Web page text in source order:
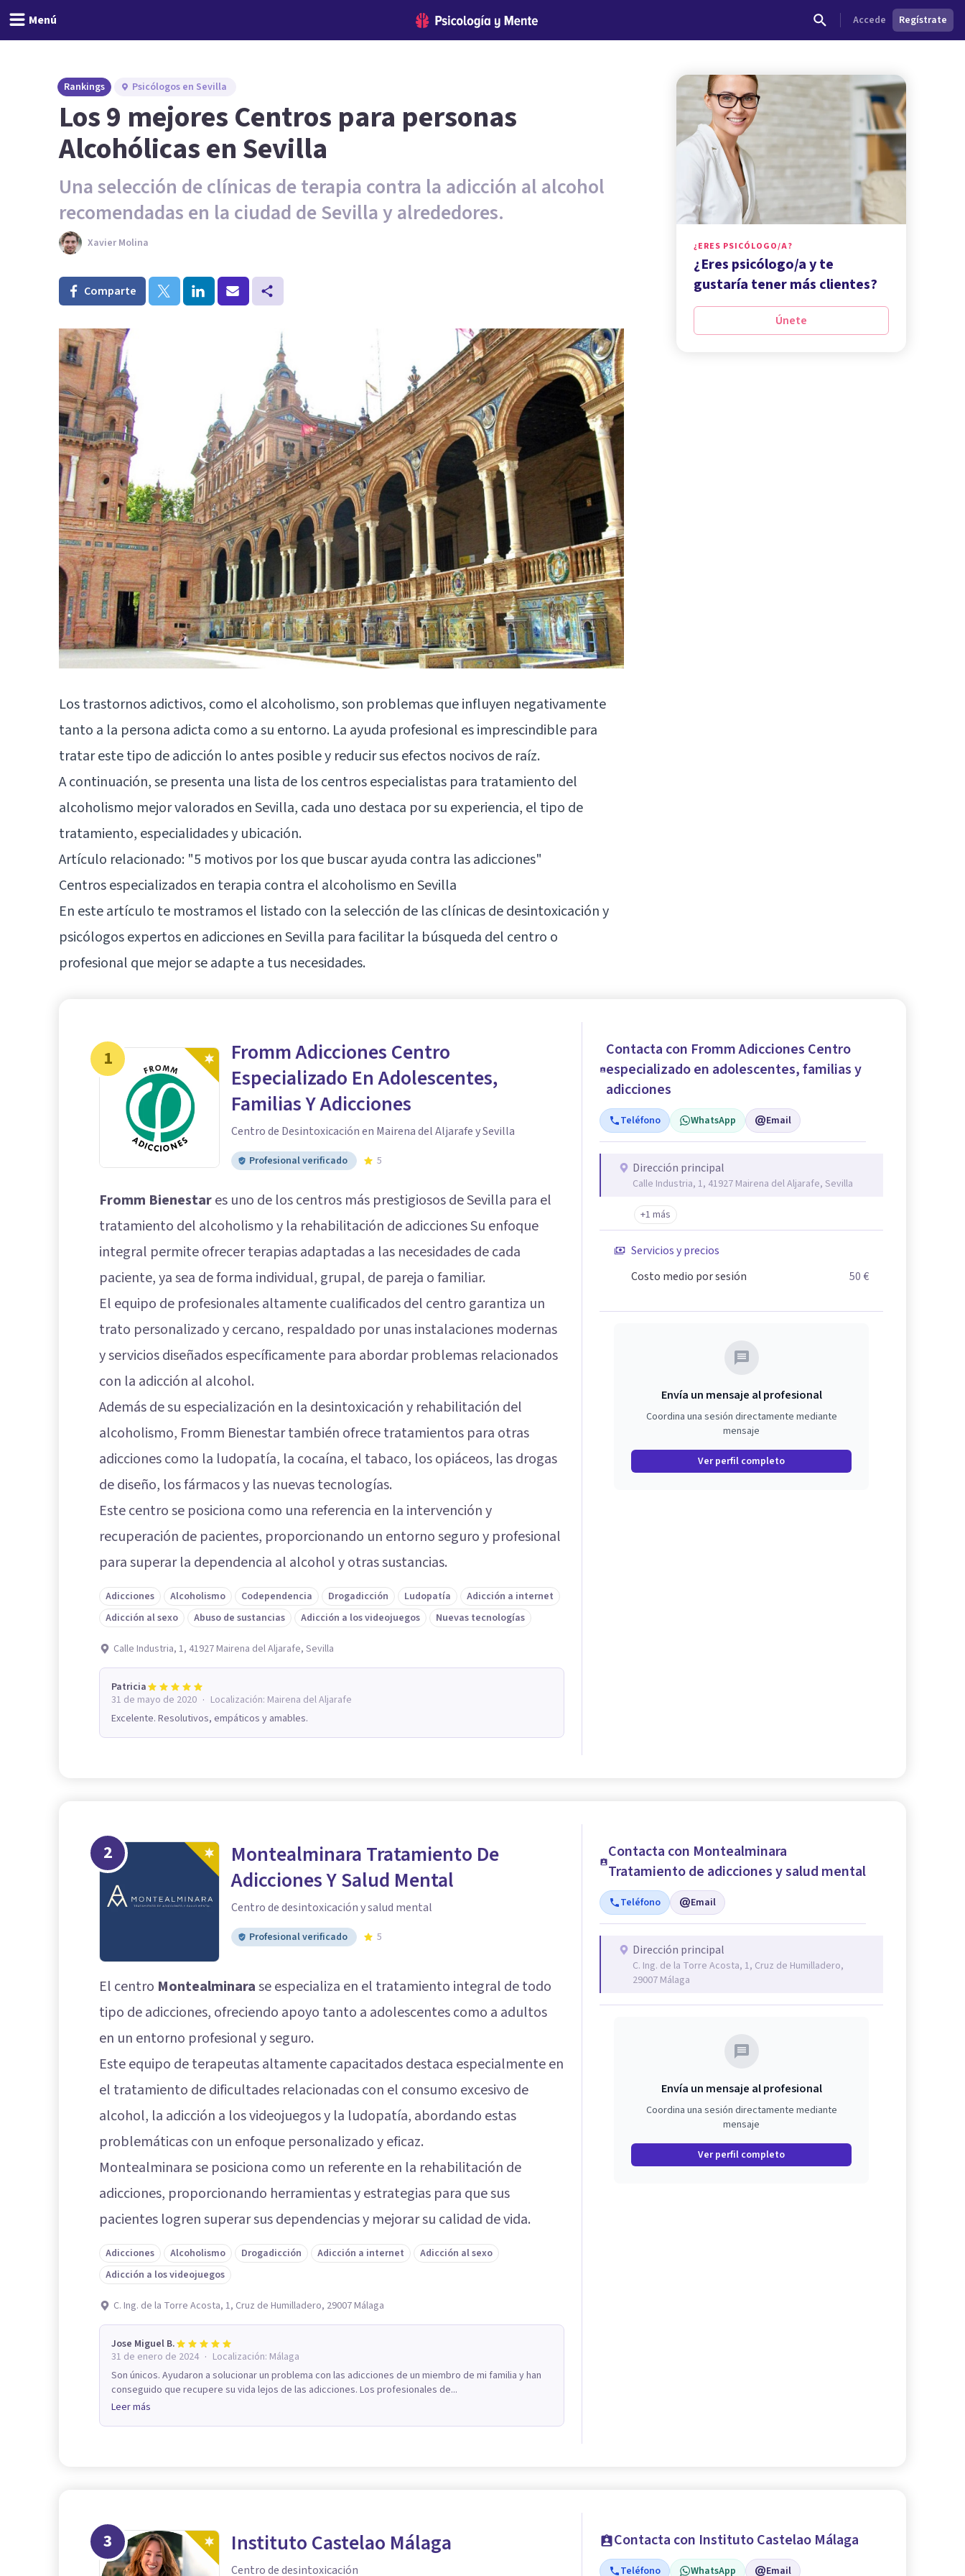
Menú Accede Regístrate
Rankings Psicólogos en Sevilla
Los 9 mejores Centros para personas
Alcohólicas en Sevilla
Una selección de clínicas de terapia contra la adicción al alcohol
recomendadas en la ciudad de Sevilla y alrededores.
Xavier Molina
Comparte
Los trastornos adictivos, como el alcoholismo, son problemas que influyen negativamente
tanto a la persona adicta como a su entorno. La ayuda profesional es imprescindible para
tratar este tipo de adicción lo antes posible y reducir sus efectos nocivos de raíz.
A continuación, se presenta una lista de los centros especialistas para tratamiento del
alcoholismo mejor valorados en Sevilla, cada uno destaca por su experiencia, el tipo de
tratamiento, especialidades y ubicación.
Artículo relacionado: "5 motivos por los que buscar ayuda contra las adicciones"
Centros especializados en terapia contra el alcoholismo en Sevilla
En este artículo te mostramos el listado con la selección de las clínicas de desintoxicación y
psicólogos expertos en adicciones en Sevilla para facilitar la búsqueda del centro o
profesional que mejor se adapte a tus necesidades.
¿ERES PSICÓLOGO/A?
¿Eres psicólogo/a y te
gustaría tener más clientes?
Únete
1
Fromm Adicciones Centro
Especializado En Adolescentes,
Familias Y Adicciones
Centro de Desintoxicación en Mairena del Aljarafe y Sevilla
Profesional verificado 5
Fromm Bienestares uno de los centros más prestigiosos de Sevilla para el
tratamiento del alcoholismo y la rehabilitación de adicciones Su enfoque
integral permite ofrecer terapias adaptadas a las necesidades de cada
paciente, ya sea de forma individual, grupal, de pareja o familiar.
El equipo de profesionales altamente cualificados del centro garantiza un
trato personalizado y cercano, respaldado por unas instalaciones modernas
y servicios diseñados específicamente para abordar problemas relacionados
con la adicción al alcohol.
Además de su especialización en la desintoxicación y rehabilitación del
alcoholismo, Fromm Bienestar también ofrece tratamientos para otras
adicciones como la ludopatía, la cocaína, el tabaco, los opiáceos, las drogas
de diseño, los fármacos y las nuevas tecnologías.
Este centro se posiciona como una referencia en la intervención y
recuperación de pacientes, proporcionando un entorno seguro y profesional
para superar la dependencia al alcohol y otras sustancias.
Adicciones Alcoholismo Codependencia Drogadicción Ludopatía
Adicción a internet
Adicción al sexo
Abuso de sustancias Adicción a los videojuegos Nuevas tecnologías
Calle Industria, 1, 41927 Mairena del Aljarafe, Sevilla
Patricia
31 de mayo de 2020 · Localización: Mairena del Aljarafe
Excelente. Resolutivos, empáticos y amables.
Contacta con Fromm Adicciones Centro
especializado en adolescentes, familias y
adicciones
Teléfono WhatsApp Email
Dirección principal
Calle Industria, 1, 41927 Mairena del Aljarafe, Sevilla
+1 más
Servicios y precios
Costo medio por sesión
50 €
Envía un mensaje al profesional
Coordina una sesión directamente mediante
mensaje
Ver perfil completo
2
Montealminara Tratamiento De
Adicciones Y Salud Mental
Centro de desintoxicación y salud mental
Profesional verificado 5
El centro Montealminarase especializa en el tratamiento integral de todo
tipo de adicciones, ofreciendo apoyo tanto a adolescentes como a adultos
en un entorno profesional y seguro.
Este equipo de terapeutas altamente capacitados destaca especialmente en
el tratamiento de dificultades relacionadas con el consumo excesivo de
alcohol, la adicción a los videojuegos y la ludopatía, abordando estas
problemáticas con un enfoque personalizado y eficaz.
Montealminara se posiciona como un referente en la rehabilitación de
adicciones, proporcionando herramientas y estrategias para que sus
pacientes logren superar sus dependencias y mejorar su calidad de vida.
Adicciones Alcoholismo Drogadicción Adicción a internet
Adicción al sexo
Adicción a los videojuegos
C. Ing. de la Torre Acosta, 1, Cruz de Humilladero, 29007 Málaga
Jose Miguel B.
31 de enero de 2024 · Localización: Málaga
Son únicos. Ayudaron a solucionar un problema con las adicciones de un miembro de mi familia y han
conseguido que recupere su vida lejos de las adicciones. Los profesionales de...
Leer más
Contacta con Montealminara
Tratamiento de adicciones y salud mental
Teléfono Email
Dirección principal
C. Ing. de la Torre Acosta, 1, Cruz de Humilladero,
29007 Málaga
Envía un mensaje al profesional
Coordina una sesión directamente mediante
mensaje
Ver perfil completo
3 Instituto Castelao Málaga
Centro de desintoxicación
Contacta con Instituto Castelao Málaga
Teléfono WhatsApp Email